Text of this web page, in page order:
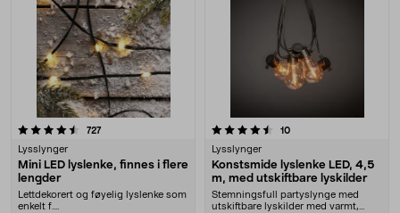
727anmeldelser
Lysslynger
Mini LED lyslenke, finnes i flere
lengder
Lettdekorert og føyelig lyslenke som
enkelt f....
4.5 av 5 stjerner 10anmeldelser
Lysslynger
Konstsmide lyslenke LED, 4,5
m, med utskiftbare lyskilder
Stemningsfull partyslynge med
utskiftbare lyskilder med varmt,